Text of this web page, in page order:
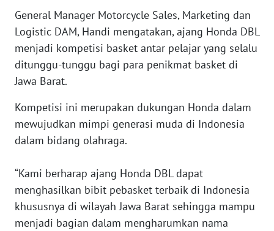
General Manager Motorcycle Sales, Marketing dan
Logistic DAM, Handi mengatakan, ajang Honda DBL
menjadi kompetisi basket antar pelajar yang selalu
ditunggu-tunggu bagi para penikmat basket di
Jawa Barat.
Kompetisi ini merupakan dukungan Honda dalam
mewujudkan mimpi generasi muda di Indonesia
dalam bidang olahraga.
“Kami berharap ajang Honda DBL dapat
menghasilkan bibit pebasket terbaik di Indonesia
khususnya di wilayah Jawa Barat sehingga mampu
menjadi bagian dalam mengharumkan nama
BANTEN
WN
NTT
WN
PAPUA
WN
PAPUA
BARAT